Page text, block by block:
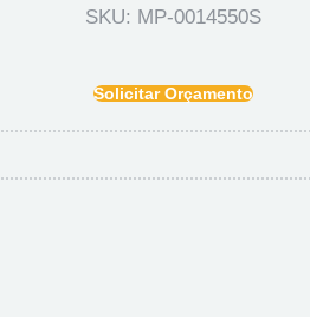
SKU: MP-0014550S
Solicitar Orçamento